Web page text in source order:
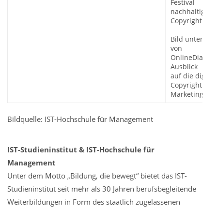
Festival
nachhaltig
Copyright: IST
Bild unten:
von
OnlineDialog
Ausblick
auf die
Copyright:
Marketing.
Bildquelle: IST-Hochschule für Management
IST-Studieninstitut & IST-Hochschule für
Management
Unter dem Motto „Bildung, die bewegt“ bietet das IST-
Studieninstitut seit mehr als 30 Jahren berufsbegleitende
Weiterbildungen in Form des staatlich zugelassenen